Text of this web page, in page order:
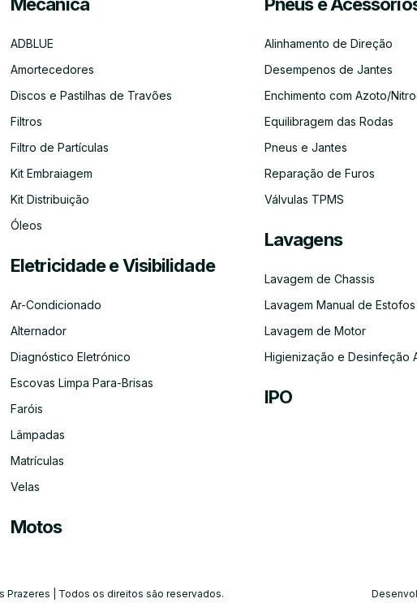
Mecânica
ADBLUE
Amortecedores
Discos e Pastilhas de Travões
Filtros
Filtro de Partículas
Kit Embraiagem
Kit Distribuição
Óleos
Eletricidade e Visibilidade
Ar-Condicionado
Alternador
Diagnóstico Eletrónico
Escovas Limpa Para-Brisas
Faróis
Lâmpadas
Matrículas
Velas
Motos
Pneus e
Alinhamento de Direção
Desempenos de Jantes
Enchimento com Azoto/
Equilibragem das Rodas
Pneus e Jantes
Reparação de Furos
Válvulas TPMS
Lavagens
Lavagem de Chassis
Lavagem Manual de Estofos
Lavagem de Motor
Higienização e Desinfeção
IPO
Prazeres | Todos os direitos são reservados.
Kit
Kit
Rádios
AlternadorADBLUELimpeza
do
Circuito
de
Refrigeração
Faróis
Serviço
Recolha
e
Carro
LubrificaçãoInspeção
Automóvel
Escovas
Limpa
Para-
Brisas
Filtros
de
Gases
(CO)